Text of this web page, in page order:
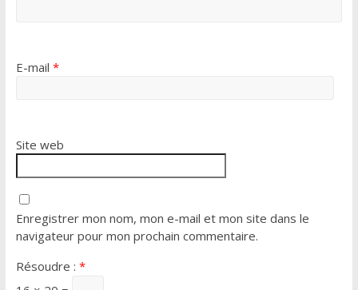
E-mail *
Site web
Enregistrer mon nom, mon e-mail et mon site dans le
navigateur pour mon prochain commentaire.
Résoudre : *